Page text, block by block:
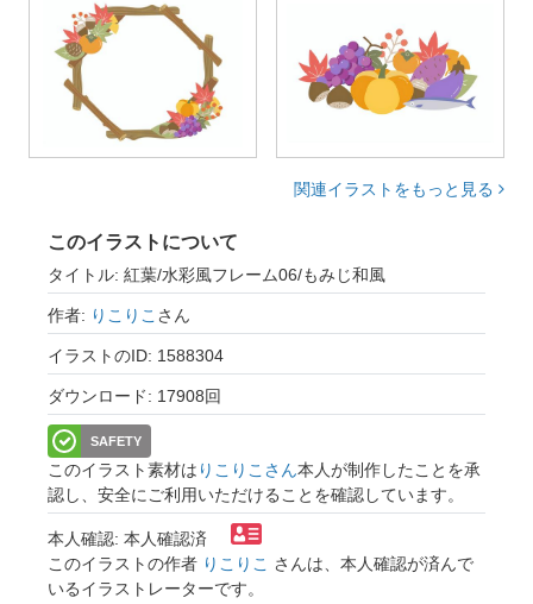
関連イラストをもっと見る
このイラストについて
タイトル: 紅葉/水彩風フレーム06/もみじ和風
作者: りこりこ さん
イラストのID: 1588304
ダウンロード: 17908回
SAFETY
このイラスト素材は りこりこさん本人が制作したことを承
認し、安全にご利用いただけることを確認しています。
本人確認: 本人確認済
このイラストの作者 りこりこ さんは、本人確認が済んで
いるイラストレーターです。